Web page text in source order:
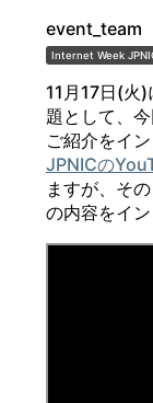
event_team
Internet Week
11月17日(火)
題として、
ご紹介をイ
JPNICの
ますが、そ
の内容をイ